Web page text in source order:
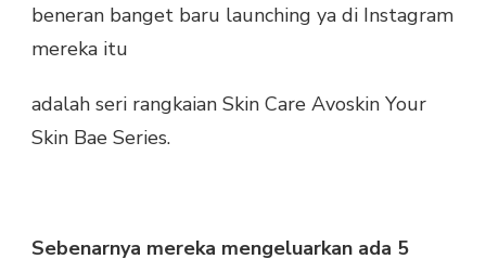
beneran banget baru launching ya di Instagram
mereka itu
adalah seri rangkaian Skin Care Avoskin Your
Skin Bae Series.
Sebenarnya mereka mengeluarkan ada 5